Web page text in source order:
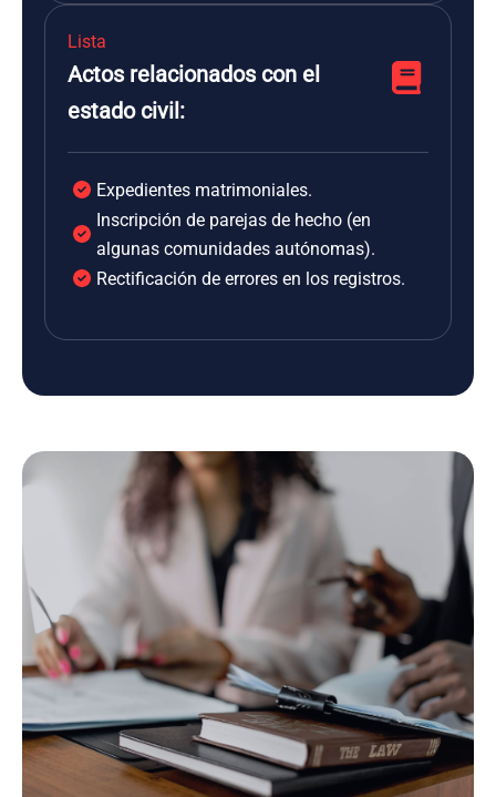
Lista
Actos relacionados con el
estado civil:
Expedientes matrimoniales.
Inscripción de parejas de hecho (en
algunas comunidades autónomas).
Rectificación de errores en los registros.